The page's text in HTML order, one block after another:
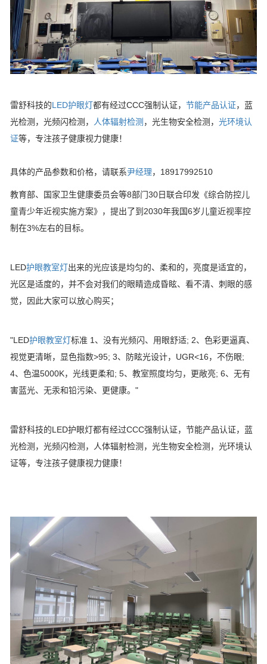
雷舒科技的LED护眼灯都有经过CCC强制认证， 节能产品认证，蓝
光检测，光频闪检测，
人体辐射检测 ，光生物安全检测， 光环境认
证等，专注孩子健康视力健康！
具体的产品参数和价格，请联系尹经理，18917992510
教育部、国家卫生健康委员会等8部门30日联合印发《综合防控儿
童青少年近视实施方案》，提出了到2030年我国6岁儿童近视率控
制在3%左右的目标。
LED护眼教室灯出来的光应该是均匀的、柔和的，亮度是适宜的，
光区是适度的，并不会对我们的眼睛造成昏眩、看不清、刺眼的感
觉，因此大家可以放心购买；
"LED护眼教室灯标准 1、没有光频闪、用眼舒适; 2、色彩更逼真、
视觉更清晰，显色指数>95; 3、防眩光设计，UGR<16，不伤眼;
4、色温5000K，光线更柔和; 5、教室照度均匀，更敞亮; 6、无有
害蓝光、无汞和铅污染、更健康。"
雷舒科技的LED护眼灯都有经过CCC强制认证，节能产品认证，蓝
光检测，光频闪检测，人体辐射检测，光生物安全检测，光环境认
证等，专注孩子健康视力健康！